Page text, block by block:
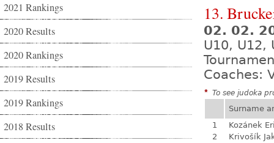
2021 Rankings
2020 Results
2020 Rankings
2019 Results
2019 Rankings
2018 Results
13.
02. 02.
U10, U12,
Coaches:
* To see judoka
Surname
1
Kozánek
2
Krivošík